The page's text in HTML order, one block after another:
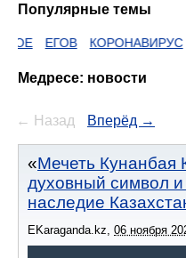
Популярные темы
КОРОНАВИРУС NUR KZ
Медресе: новости
← Назад Вперёд →
Мечеть Кунанбая
духовный символ и
наследие
EKaraganda.kz, 06 ноября